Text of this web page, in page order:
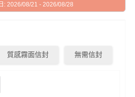
: 2026/08/21 - 2026/08/28
質感霧面信封 無需信封